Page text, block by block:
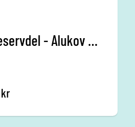
Reservdel - Alukov - Linsskydd
kr